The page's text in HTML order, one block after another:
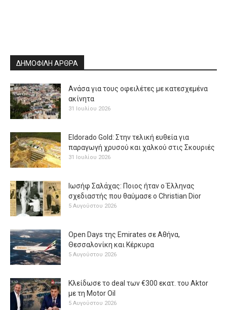
ΔΗΜΟΦΙΛΗ ΑΡΘΡΑ
Ανάσα για τους οφειλέτες με κατεσχεμένα
ακίνητα
31 Ιουλίου 2026
Eldorado Gold: Στην τελική ευθεία για
παραγωγή χρυσού και χαλκού στις Σκουριές
31 Ιουλίου 2026
Ιωσήφ Σαλάχας: Ποιος ήταν ο Έλληνας
σχεδιαστής που θαύμασε ο Christian Dior
5 Αυγούστου 2026
Open Days της Emirates σε Αθήνα,
Θεσσαλονίκη και Κέρκυρα
5 Αυγούστου 2026
Κλείδωσε το deal των €300 εκατ. του Aktor
με τη Μotor Oil
5 Αυγούστου 2026